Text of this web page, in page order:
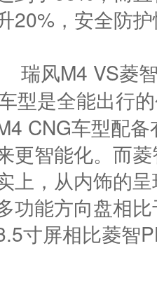
20%，安全防
CNG车型配
更智能化。而
上，从内饰的
功能方向盘相
寸屏相比菱智